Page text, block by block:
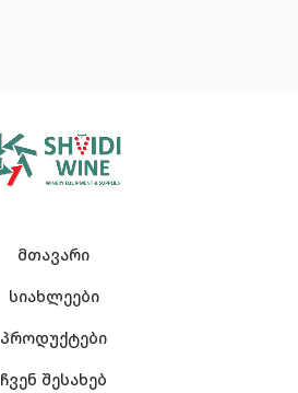
მთავარი
სიახლეები
პროდუქტები
ჩვენ შესახებ